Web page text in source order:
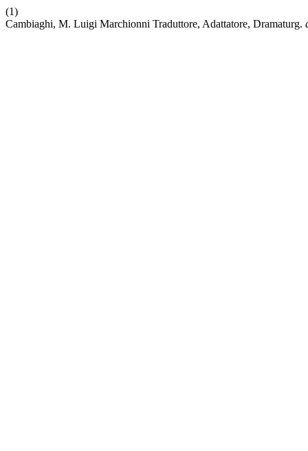
(1)
Cambiaghi, M. Luigi Marchionni Traduttore, Adattatore, Dramaturg.